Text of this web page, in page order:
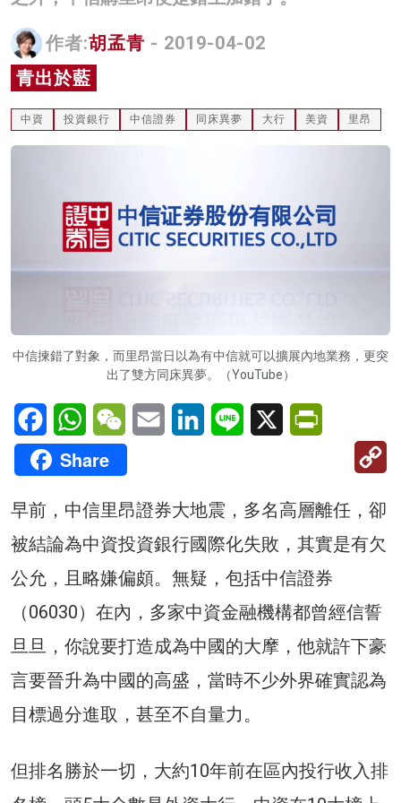
名家榜
灼見活動
作者:胡孟青 - 2019-04-02
青出於藍
中資 投資銀行 中信證券 同床異夢 大行 美資 里昂
中信揀錯了對象，而里昂當日以為有中信就可以擴展內地業務，更突
出了雙方同床異夢。（YouTube）
FacebookWhatsAppWeChatEmail LinkedInLine X
Share
早前，中信里昂證券大地震，多名高層離任，卻
被結論為中資投資銀行國際化失敗，其實是有欠
公允，且略嫌偏頗。無疑，包括中信證券
（06030）在內，多家中資金融機構都曾經信誓
旦旦，你說要打造成為中國的大摩，他就許下豪
言要晉升為中國的高盛，當時不少外界確實認為
目標過分進取，甚至不自量力。
但排名勝於一切，大約10年前在區內投行收入排